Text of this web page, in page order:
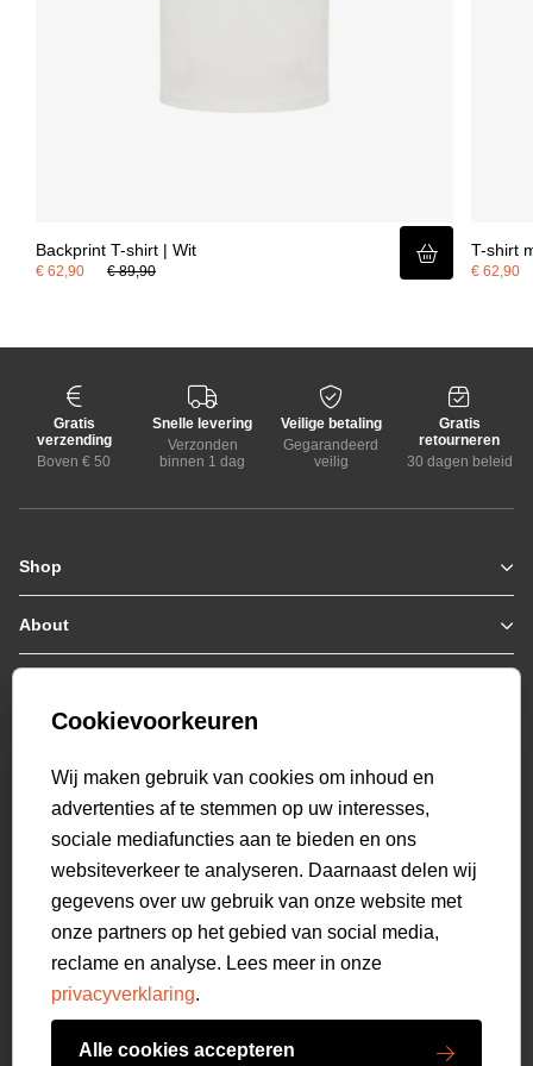
Backprint T-shirt | Wit
€ 62,90 € 89,90
T-shirt
€ 62,90
Gratis
verzending
Boven € 50
Snelle levering
Verzonden
binnen 1 dag
Veilige betaling
Gegarandeerd
veilig
Gratis
retourneren
30 dagen beleid
Shop
Zomerjassen
Jassen / Coats
Colberts
Hoodies
Polo's
T-shirts
Overshirts
Overhemden
Sweatpants
Broeken
Short sweatpants
Shorts
Schoenen
Swimwear
About
Who we are
Genti X PSV
Bestellen & Betalen
Retourneren
Veelgestelde vragen
Mijn Account
beoordelingen
Cookievoorkeuren
Wij maken gebruik van cookies om inhoud en
advertenties af te stemmen op uw interesses,
sociale mediafuncties aan te bieden en ons
websiteverkeer te analyseren. Daarnaast delen wij
gegevens over uw gebruik van onze website met
onze partners op het gebied van social media,
reclame en analyse. Lees meer in onze
privacyverklaring.
Alle cookies accepteren